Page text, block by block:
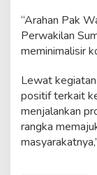
“Arahan Pak
Perwakilan
meminimalisir
Lewat
positif terkait
menjalankan
rangka